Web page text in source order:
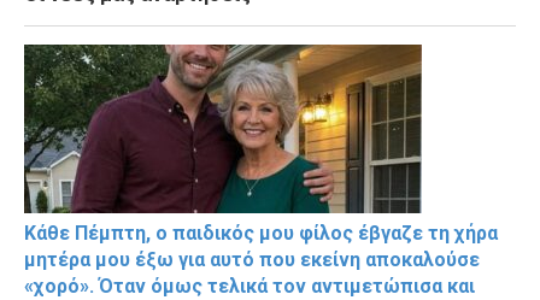
Κάθε Πέμπτη, ο παιδικός μου φίλος έβγαζε τη χήρα
μητέρα μου έξω για αυτό που εκείνη αποκαλούσε
«χορό». Όταν όμως τελικά τον αντιμετώπισα και